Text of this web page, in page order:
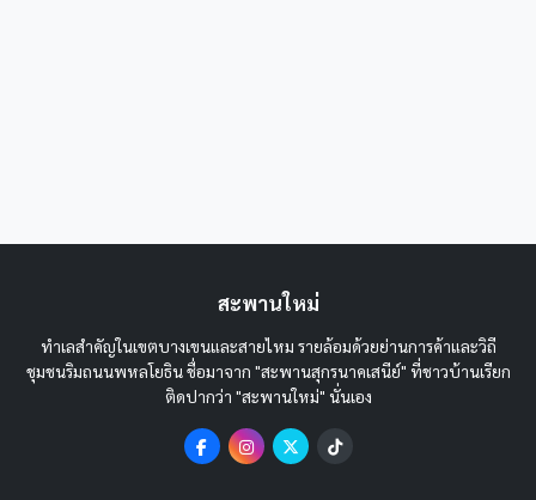
สะพานใหม่
ทำเลสำคัญในเขตบางเขนและสายไหม รายล้อมด้วยย่านการค้าและวิถี
ชุมชนริมถนนพหลโยธิน ชื่อมาจาก "สะพานสุกรนาคเสนีย์" ที่ชาวบ้านเรียก
ติดปากว่า "สะพานใหม่" นั่นเอง